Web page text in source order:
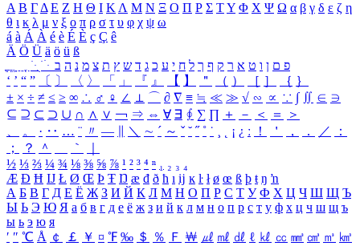
Α Β ΓΔ Ε Ζ Η Θ Ι ΚΛ Μ Ν Ξ Ο Π Ρ Σ ΤΥ Φ Χ Ψ Ω α β γ δ ε ζ η
θ ι κ λ μ ν ξ ο π ρ σ τ υ φ χ ψ ω
á à Á À é è É È ç Ç ê
Ä Ö Ü ä ö ü ß
ִֶֹ ֻּ ׁׂ פ ם ן ו ט א ר ק ף ך ל ח י ע כ ג ד ש ץ ת צ מ נ ה ב
‘ ’ “ ” 〔 〕 〈 〉 「 」 『 』 【 】 ＂ （ ） ［ ］ ｛ ｝
± × ÷ ≠ ≤ ≥ ∞ ∴ ♂ ♀ ∠ ⊥ ⌒ ∂ ∇ ≡ ≒ ≪ ≫ √ ∽ ∝ ∵ ∫ ∬ ∈ ∋
⊆ ⊇ ⊂ ⊃ ∪ ∩ ∧ ∨ ￢ ⇒ ⇔ ∀ ∃ ∮ ∑ ∏ ＋ － ＜ ＝
＞
、
。 · ‥ … ¨ 〃 ― ＼ ∼ ´ ～ ˇ ˘ ˝ ˚ ˙ ¸ ¡ ¿ ː ！ ＇ ， ． ／
：
；
？ ＾ ｀
½ ⅓ ⅔ ¼ ¾ ⅛ ⅜ ⅝ ⅞ ¹ ² ³ ⁴ ⁿ ₁ ₂ ₃ ₄
Æ Ð Ħ Ĳ Ł Ø Œ Þ Ŧ Ŋ æ đ ð ħ ı ĳ ĸ ŀ ł ø œ ß þ ŧ ŋ ŉ
А Б В Г Д Е Ё Ж З И Й К Л М Н О П Р С Т У Ф Х Ц Ч Ш Щ Ъ
Ы Ь Э Ю Я а б в г д е ё ж з и й к л м н о п р с т у ф х ц ч ш щ ъ
ы ь э ю я
′ ″ ℃ Å ￠ ￡ ￥ ¤ ℉ ‰ ＄ ％ Ｆ ￦ ㎕ ㎖ ㎗ ℓ ㎘ ㏄ ㎣ ㎤ ㎥ ㎦